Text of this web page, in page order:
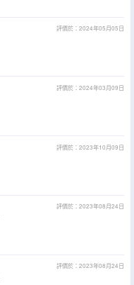
評價於：2024年05月05日
評價於：2024年03月09日
評價於：2023年10月09日
評價於：2023年08月24日
評價於：2023年08月24日